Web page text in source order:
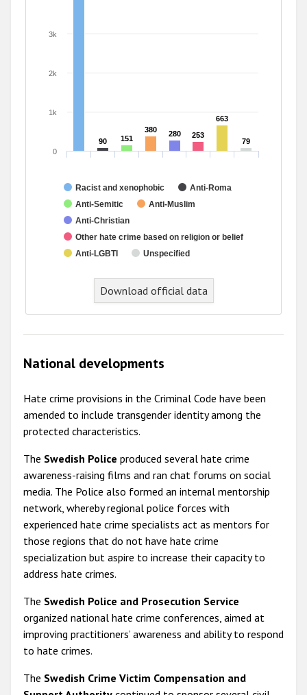
90
90 151
151
380
380 280
280 253
253
663
663
79
79
Racist and xenophobic
Anti-Roma
Anti-Semitic
Anti-Muslim
Anti-Christian
Other hate crime based on religion or belief
Anti-LGBTI
Unspecified
0
1k
2k
3k
End of interactive chart.
Download official data
National developments
Hate crime provisions in the Criminal Code have been
amended to include transgender identity among the
protected characteristics.
The Swedish Police produced several hate crime
awareness-raising films and ran chat forums on social
media. The Police also formed an internal mentorship
network, whereby regional police forces with
experienced hate crime specialists act as mentors for
those regions that do not have hate crime
specialization but aspire to increase their capacity to
address hate crimes.
The Swedish Police and Prosecution Service
organized national hate crime conferences, aimed at
improving practitioners’ awareness and ability to respond
to hate crimes.
The Swedish Crime Victim Compensation and